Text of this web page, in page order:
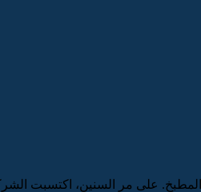
المطبخ. على مر السنين، اكتسبت